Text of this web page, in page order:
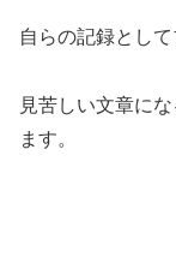
自らの記録とし
見苦しい文章に
ます。